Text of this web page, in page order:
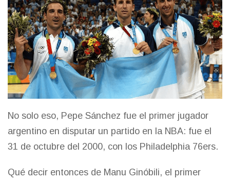
No solo eso, Pepe Sánchez fue el primer jugador
argentino en disputar un partido en la NBA: fue el
31 de octubre del 2000, con los Philadelphia 76ers.
Qué decir entonces de Manu Ginóbili, el primer